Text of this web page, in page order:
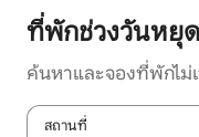
ที่พักช่วงวันหยุ
ค้นหาและจองที่พักไม่
สถานที่